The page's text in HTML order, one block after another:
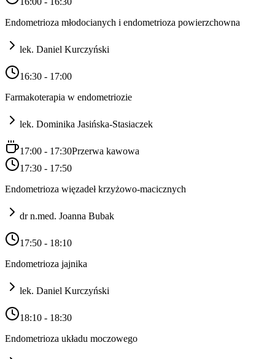
Endometrioza młodocianych i endometrioza powierzchowna
lek. Daniel Kurczyński
16:30 - 17:00
Farmakoterapia w endometriozie
lek. Dominika Jasińska-Stasiaczek
17:00 - 17:30Przerwa kawowa
17:30 - 17:50
Endometrioza więzadeł krzyżowo-macicznych
dr n.med. Joanna Bubak
17:50 - 18:10
Endometrioza jajnika
lek. Daniel Kurczyński
18:10 - 18:30
Endometrioza układu moczowego